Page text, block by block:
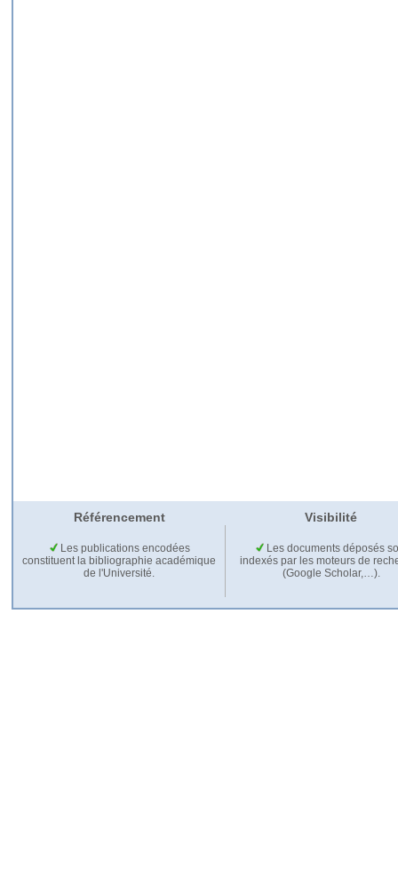
Référencement Visibilité
Les publications encodées
constituent la bibliographie académique
de l'Université.
Les documents déposés
indexés par les moteurs de
(Google Scholar,…).